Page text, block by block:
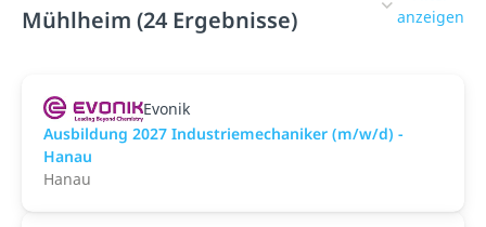
Mühlheim (24 Ergebnisse)
anzeigen
Evonik
Ausbildung 2027 Industriemechaniker (m/w/d) -
Hanau
Hanau